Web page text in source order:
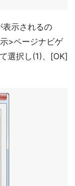
表示されるの
>ページナビゲ
選択し(1)、[OK]